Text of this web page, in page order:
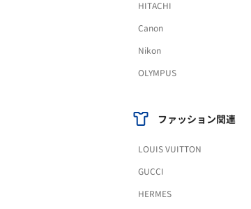
HITACHI
Canon
Nikon
OLYMPUS
ファッション関連
LOUIS VUITTON
GUCCI
HERMES